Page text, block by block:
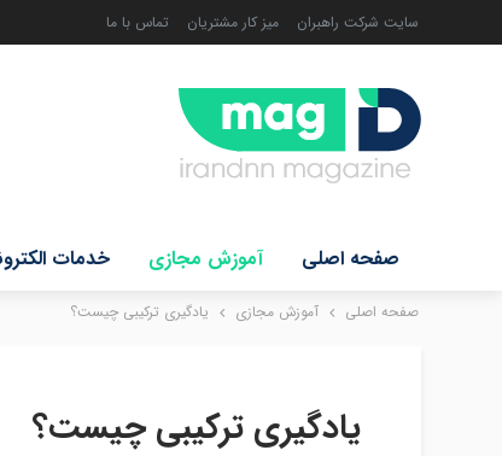
سایت شرکت راهبران میز کار مشتریان تماس با ما
صفحه اصلی آموزش مجازی خدمات
صفحه اصلی آموزش مجازی یادگیری ترکیبی چیست؟
یادگیری ترکیبی چیست؟